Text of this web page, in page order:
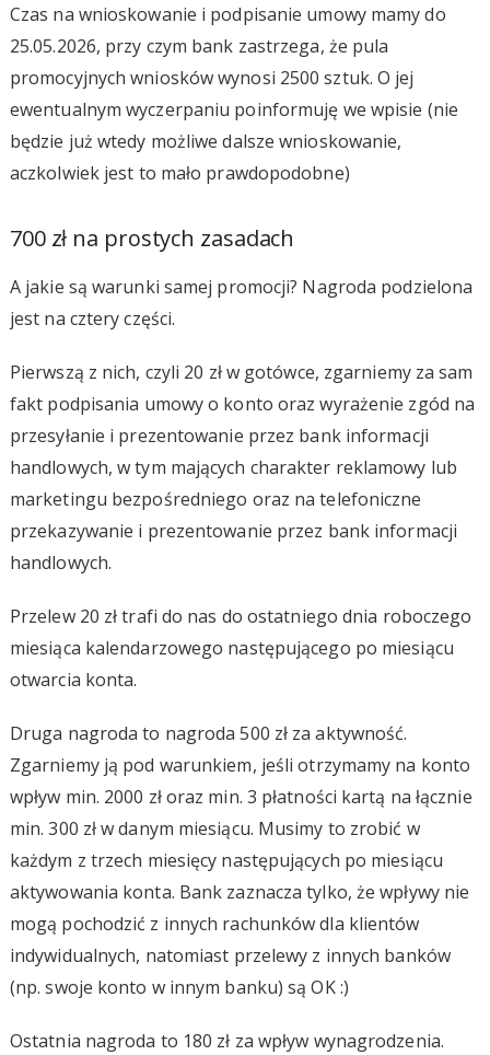
Czas na wnioskowanie i podpisanie umowy mamy do
25.05.2026, przy czym bank zastrzega, że pula
promocyjnych wniosków wynosi 2500 sztuk. O jej
ewentualnym wyczerpaniu poinformuję we wpisie (nie
będzie już wtedy możliwe dalsze wnioskowanie,
aczkolwiek jest to mało prawdopodobne)
700 zł na prostych zasadach
A jakie są warunki samej promocji? Nagroda podzielona
jest na cztery części.
Pierwszą z nich, czyli 20 zł w gotówce, zgarniemy za sam
fakt podpisania umowy o konto oraz wyrażenie zgód na
przesyłanie i prezentowanie przez bank informacji
handlowych, w tym mających charakter reklamowy lub
marketingu bezpośredniego oraz na telefoniczne
przekazywanie i prezentowanie przez bank informacji
handlowych.
Przelew 20 zł trafi do nas do ostatniego dnia roboczego
miesiąca kalendarzowego następującego po miesiącu
otwarcia konta.
Druga nagroda to nagroda 500 zł za aktywność.
Zgarniemy ją pod warunkiem, jeśli otrzymamy na konto
wpływ min. 2000 zł oraz min. 3 płatności kartą na łącznie
min. 300 zł w danym miesiącu. Musimy to zrobić w
każdym z trzech miesięcy następujących po miesiącu
aktywowania konta. Bank zaznacza tylko, że wpływy nie
mogą pochodzić z innych rachunków dla klientów
indywidualnych, natomiast przelewy z innych banków
(np. swoje konto w innym banku) są OK :)
Ostatnia nagroda to 180 zł za wpływ wynagrodzenia.